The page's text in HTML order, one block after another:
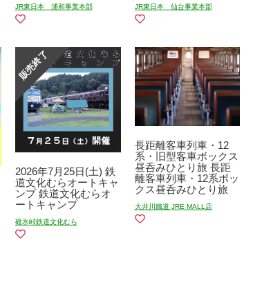
JR東日本 浦和事業本部 JR東日本 仙台事業本部
2026年7月25日(土) 鉄
道文化むらオートキャ
ンプ 鉄道文化むらオ
ートキャンプ
碓氷峠鉄道文化むら
長距離客車列車・12
系・旧型客車ボックス
昼呑みひとり旅 長距
離客車列車・12系ボッ
クス昼呑みひとり旅
大井川鐵道 JRE MALL店